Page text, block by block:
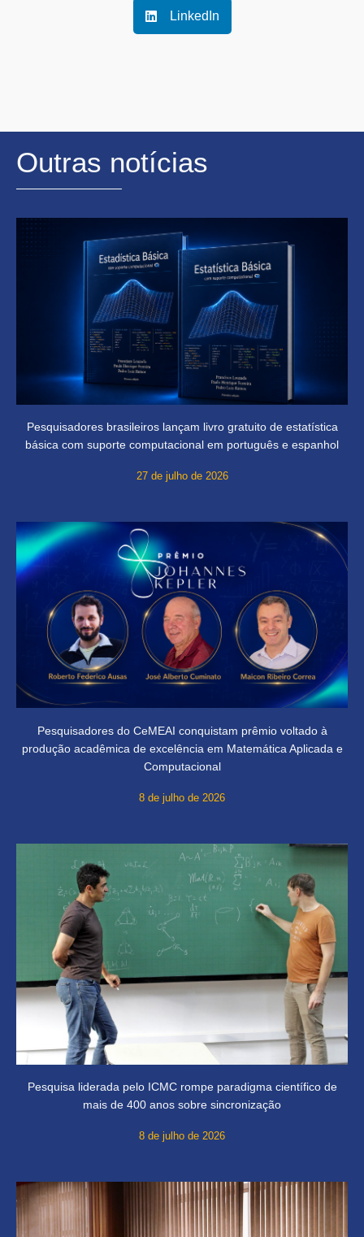
LinkedIn
Outras notícias
Pesquisadores brasileiros lançam livro gratuito de estatística
básica com suporte computacional em português e espanhol
27 de julho de 2026
Pesquisadores do CeMEAI conquistam prêmio voltado à
produção acadêmica de excelência em Matemática Aplicada e
Computacional
8 de julho de 2026
Pesquisa liderada pelo ICMC rompe paradigma científico de
mais de 400 anos sobre sincronização
8 de julho de 2026